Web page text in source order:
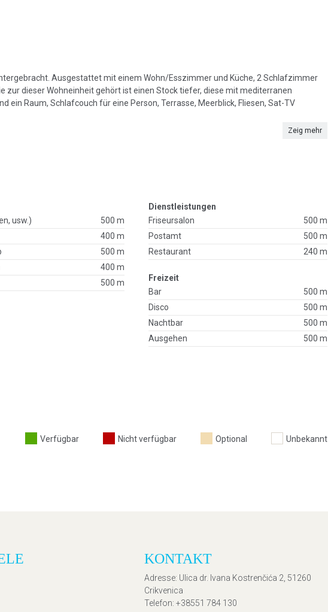
Ausgestattet mit einem Wohn/Esszimmer und Küche, 2 Schlafzimmer
zur dieser Wohneinheit gehört ist einen Stock tiefer, diese mit mediterranen
ein Raum, Schlafcouch für eine Person, Terrasse, Meerblick, Fliesen, Sat-TV
Zeig mehr
usw.)
500 m
400 m
500 m
400 m
500 m
Dienstleistungen
Friseursalon
500 m
Postamt
500 m
Restaurant
240 m
Freizeit
Bar
500 m
Disco
500 m
Nachtbar
500 m
Ausgehen
500 m
Verfügbar Nicht verfügbar Optional Unbekannt
KONTAKT
Adresse: Ulica dr. Ivana Kostrenčića 2, 51260
Crikvenica
Telefon: +38551 784 130